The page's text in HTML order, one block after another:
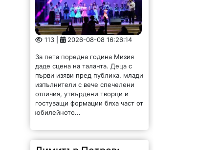
113 | 2026-08-08 16:26:14
За пета поредна година Мизия
даде сцена на таланта. Деца с
първи изяви пред публика, млади
изпълнители с вече спечелени
отличия, утвърдени творци и
гостуващи формации бяха част от
юбилейното...